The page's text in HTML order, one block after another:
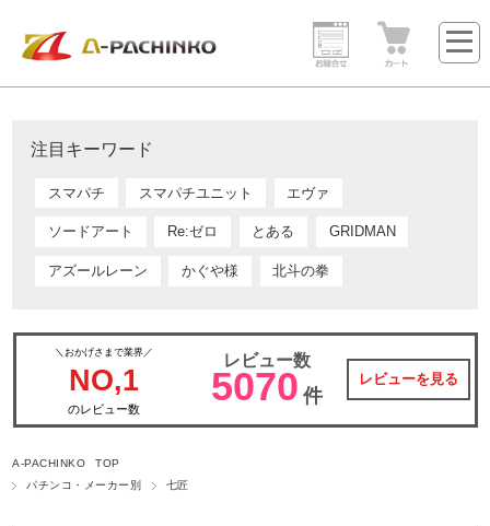
注目キーワード
スマパチ スマパチユニット エヴァ
ソードアート Re:ゼロ とある GRIDMAN
アズールレーン かぐや様 北斗の拳
＼おかげさまで業界／
NO,1
のレビュー数
レビュー数
5070 件
レビューを見る
A-PACHINKO TOP
パチンコ・メーカー別
七匠